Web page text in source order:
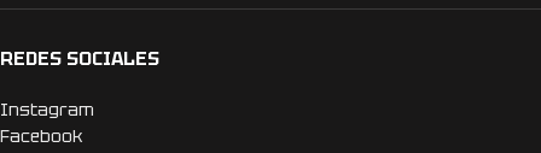
REDES SOCIALES
Instagram
Facebook